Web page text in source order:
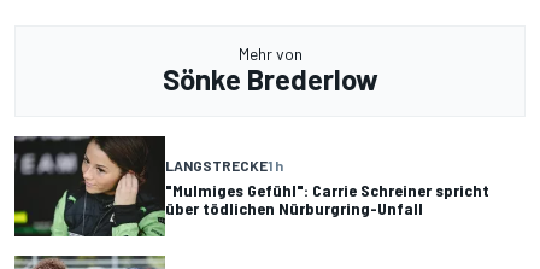
Mehr von
Sönke Brederlow
LANGSTRECKE1 h
"Mulmiges Gefühl": Carrie Schreiner spricht
über tödlichen Nürburgring-Unfall